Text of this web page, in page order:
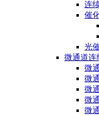
连
催
光
微通道连
微
微
微
微
微